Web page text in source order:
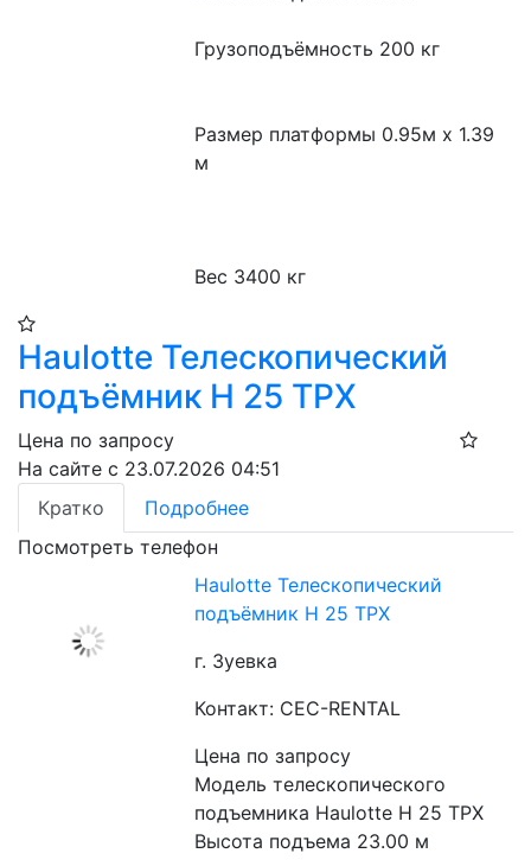
Грузоподъёмность 200 кг
Размер платформы 0.95м x 1.39
м
Вес 3400 кг
Haulotte Телескопический
подъёмник H 25 TPX​
Цена по запросу
На сайте с 23.07.2026 04:51
Кратко
Подробнее
Посмотреть телефон
Haulotte Телескопический
подъёмник H 25 TPX​
г. Зуевка
Контакт: CEC-RENTAL
Цена по запросу
Модель телескопического
подъемника Haulotte H 25 TPX
Высота подъема 23.00 м